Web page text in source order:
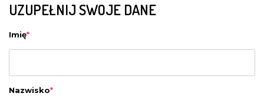
UZUPEŁNIJ SWOJE DANE
Imię*
Nazwisko*